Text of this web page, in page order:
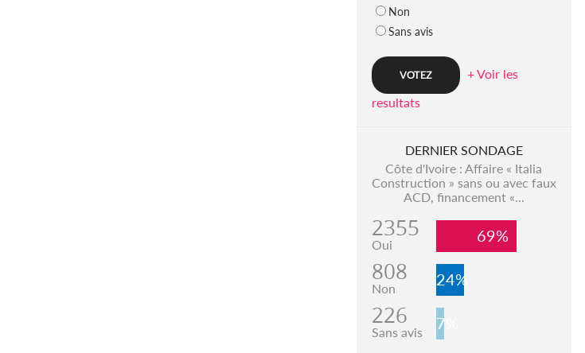
Non
Sans avis
+ Voir les
resultats
DERNIER SONDAGE
Côte d'Ivoire : Affaire « Italia
Construction » sans ou avec faux
ACD, financement «...
2355
Oui 69%
808
Non 24%
226
Sans avis 7%